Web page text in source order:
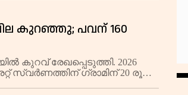
കുറഞ്ഞു; പവന് 160
കുറവ് രേഖപ്പെടുത്തി. 2026
സ്വർണത്തിന് ഗ്രാമിന് 20 രൂപ